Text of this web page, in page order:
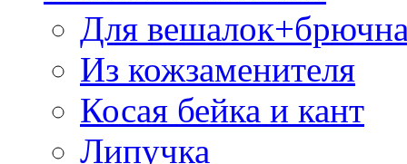
Для
Из кожзаменителя
Косая бейка и кант
Липучка